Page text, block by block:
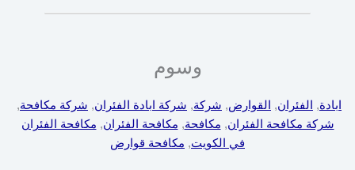
وسوم
ابادة, الفئران, القوارض, شركة, شركة ابادة الفئران, شركة مكافحة,
شركة مكافحة الفئران, مكافحة, مكافحة الفئران, مكافحة الفئران
في الكويت, مكافحة قوارض